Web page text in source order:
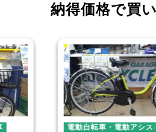
納得価格で買
電動自転車・電動アシス